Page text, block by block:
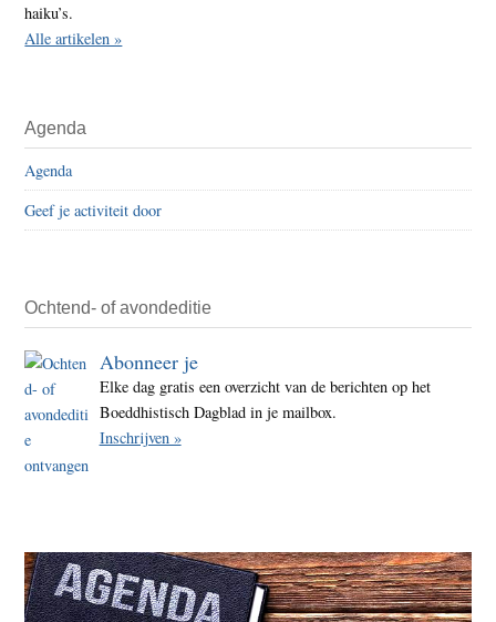
haiku’s.
Alle artikelen »
Agenda
Agenda
Geef je activiteit door
Ochtend- of avondeditie
Abonneer je
Elke dag gratis een overzicht van de berichten op het
Boeddhistisch Dagblad in je mailbox.
Inschrijven »